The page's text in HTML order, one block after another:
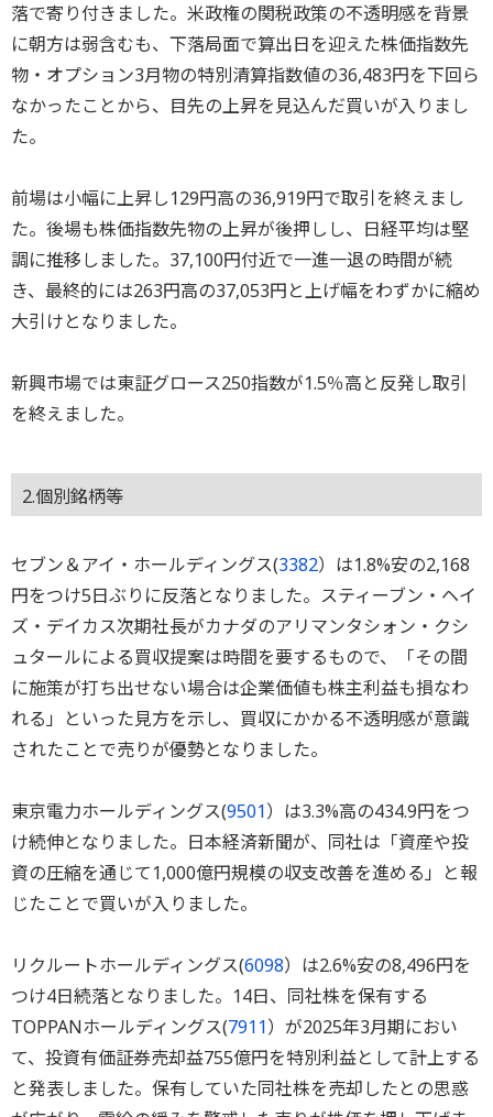
落で寄り付きました。米政権の関税政策の不透明感を背景
に朝方は弱含むも、下落局面で算出日を迎えた株価指数先
物・オプション3月物の特別清算指数値の36,483円を下回ら
なかったことから、目先の上昇を見込んだ買いが入りまし
た。
前場は小幅に上昇し129円高の36,919円で取引を終えまし
た。後場も株価指数先物の上昇が後押しし、日経平均は堅
調に推移しました。37,100円付近で一進一退の時間が続
き、最終的には263円高の37,053円と上げ幅をわずかに縮め
大引けとなりました。
新興市場では東証グロース250指数が1.5％高と反発し取引
を終えました。
2.個別銘柄等
セブン＆アイ・ホールディングス(3382）は1.8%安の2,168
円をつけ5日ぶりに反落となりました。スティーブン・ヘイ
ズ・デイカス次期社長がカナダのアリマンタシォン・クシ
ュタールによる買収提案は時間を要するもので、「その間
に施策が打ち出せない場合は企業価値も株主利益も損なわ
れる」といった見方を示し、買収にかかる不透明感が意識
されたことで売りが優勢となりました。
東京電力ホールディングス(9501）は3.3%高の434.9円をつ
け続伸となりました。日本経済新聞が、同社は「資産や投
資の圧縮を通じて1,000億円規模の収支改善を進める」と報
じたことで買いが入りました。
リクルートホールディングス(6098）は2.6%安の8,496円を
つけ4日続落となりました。14日、同社株を保有する
TOPPANホールディングス(7911）が2025年3月期におい
て、投資有価証券売却益755億円を特別利益として計上する
と発表しました。保有していた同社株を売却したとの思惑